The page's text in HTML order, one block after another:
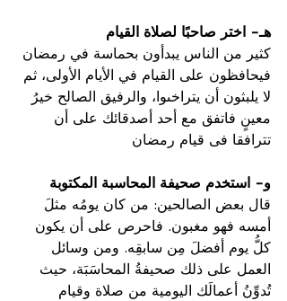
هـ- اختر صاحبًا لصلاة القيام
كثير من الناس يبدأون بحماسة في رمضان
فيحافظون على القيام في الأيام الأولى، ثم
لا يلبثون أن يتراخىوا، والرفيق الصالح خيرُ
معينٍ فاتفق مع أحد أصدقائك على أن
تترافقا فى قيام رمضان
و- استخدم صحيفة المحاسبة المكتوبة
قال بعض الصالحين: من كان يومُه مثلَ
أمسه فهو مغبون. فاحرص على أن يكون
كلُّ يوم أفضلَ مِن سابقِه. ومن وسائل
العمل على ذلك صحيفةُ المحاسَبَة، حيث
تُدوِّنُ أعمالَك اليومية من صلاة وقيام